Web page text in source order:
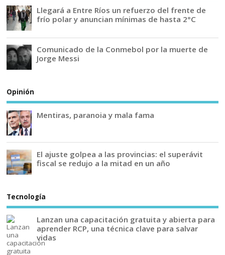
Llegará a Entre Ríos un refuerzo del frente de
frío polar y anuncian mínimas de hasta 2°C
Comunicado de la Conmebol por la muerte de
Jorge Messi
Opinión
Mentiras, paranoia y mala fama
El ajuste golpea a las provincias: el superávit
fiscal se redujo a la mitad en un año
Tecnología
Lanzan una capacitación gratuita y abierta para
aprender RCP, una técnica clave para salvar
vidas